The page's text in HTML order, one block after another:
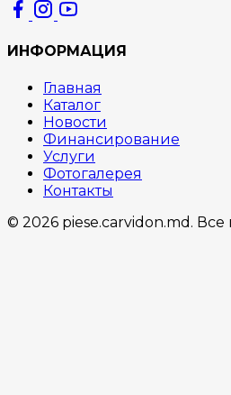
ИНФОРМАЦИЯ
Главная
Каталог
Новости
Финансирование
Услуги
Фотогалерея
Контакты
© 2026 piese.carvidon.md.